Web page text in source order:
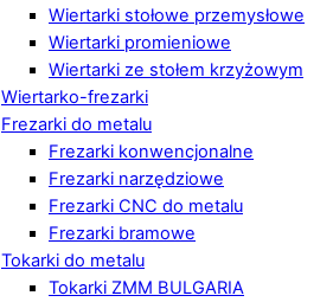
Wiertarki stołowe przemysłowe
Wiertarki promieniowe
Wiertarki ze stołem krzyżowym
Wiertarko-frezarki
Frezarki do metalu
Frezarki konwencjonalne
Frezarki narzędziowe
Frezarki CNC do metalu
Frezarki bramowe
Tokarki do metalu
Tokarki ZMM BULGARIA